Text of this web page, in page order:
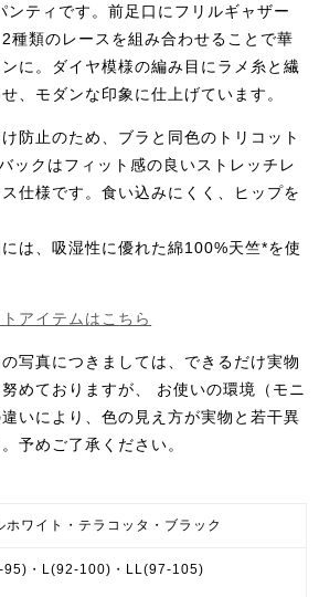
ンティです。前足口にフリルギャザー
種類のレースを組み合わせることで華
に。ダイヤ模様の編み目にラメ糸と繊
、モダンな印象に仕上げています。
防止のため、ブラと同色のトリコット
ックはフィット感の良いストレッチレ
仕様です。食い込みにくく、ヒップを
は、吸湿性に優れた綿100%天竺*を使
アイテムはこちら
写真につきましては、できるだけ実物
めておりますが、 お使いの環境（モニ
いにより、色の見え方が実物と若干異
予めご了承ください。
ホワイト・テラコッタ・ブラック
95)・L(92-100)・LL(97-105)